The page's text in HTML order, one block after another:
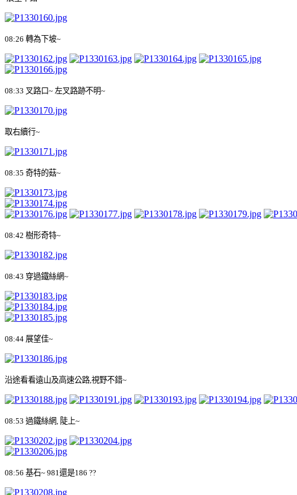
08:26 轉為下坡~
08:33 叉路口~ 左叉路跡不明~
取右續行~
08:35 奇特的菇~
08:42 樹形奇特~
08:43 穿過鐵絲網~
08:44 展望佳~
沿途看看遠山及高速公路 視野不錯~
08:53 過鐵絲網 陡上~
08:56 基石~ 981 還是186 ??